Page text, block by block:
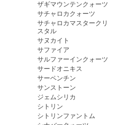
ザギマウンテンクォーツ
サチャロカクォーツ
サチャロカマスタークリ
スタル
サヌカイト
サファイア
サルファーインクォーツ
サードオニキス
サーペンチン
サンストーン
ジェムシリカ
シトリン
シトリンファントム